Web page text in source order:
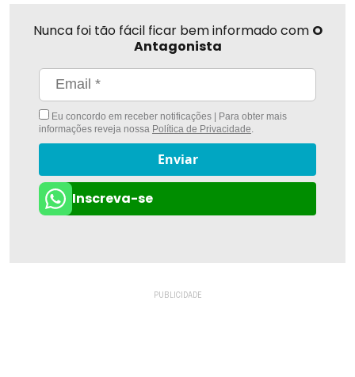
Nunca foi tão fácil ficar bem informado com O
Antagonista
Eu concordo em receber notificações | Para obter mais
informações reveja nossa Política de Privacidade
Enviar
Inscreva-se